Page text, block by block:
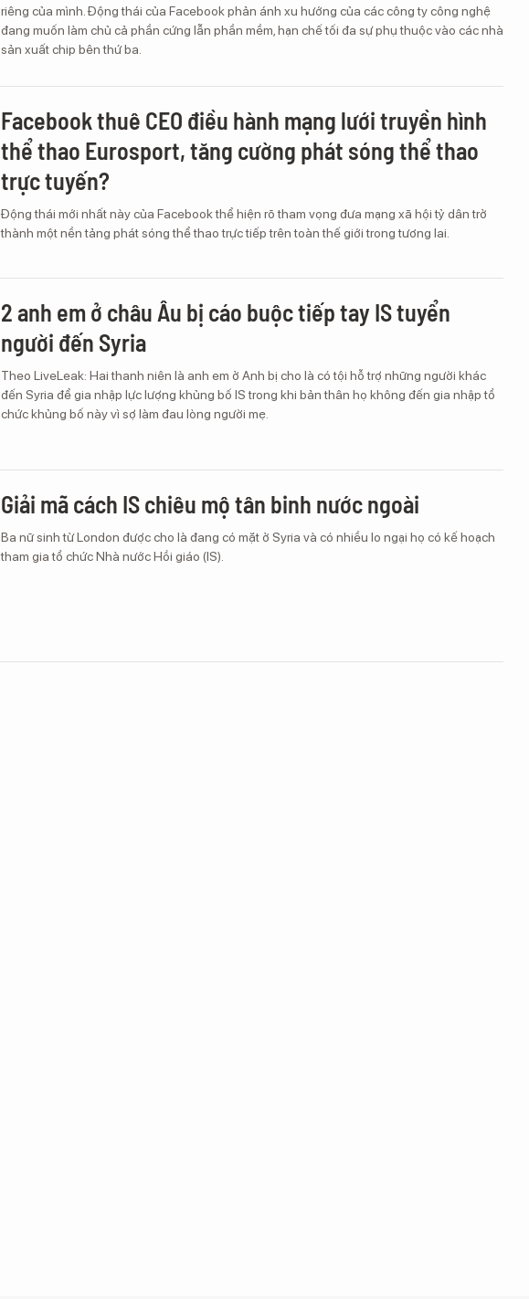
riêng của mình. Động thái của Facebook phản ánh xu hướng của các công ty công nghệ
đang muốn làm chủ cả phần cứng lẫn phần mềm, hạn chế tối đa sự phụ thuộc vào các nhà
sản xuất chip bên thứ ba.
Facebook thuê CEO điều hành mạng lưới truyền hình
thể thao Eurosport, tăng cường phát sóng thể thao
trực tuyến?
Động thái mới nhất này của Facebook thể hiện rõ tham vọng đưa mạng xã hội tỷ dân trở
thành một nền tảng phát sóng thể thao trực tiếp trên toàn thế giới trong tương lai.
2 anh em ở châu Âu bị cáo buộc tiếp tay IS tuyển
người đến Syria
Theo LiveLeak: Hai thanh niên là anh em ở Anh bị cho là có tội hỗ trợ những người khác
đến Syria để gia nhập lực lượng khủng bố IS trong khi bản thân họ không đến gia nhập tổ
chức khủng bố này vì sợ làm đau lòng người mẹ.
Giải mã cách IS chiêu mộ tân binh nước ngoài
Ba nữ sinh từ London được cho là đang có mặt ở Syria và có nhiều lo ngại họ có kế hoạch
tham gia tổ chức Nhà nước Hồi giáo (IS).